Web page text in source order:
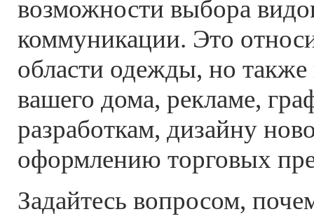
возможности выбора
коммуникации. Это
области одежды, но также
вашего дома, рекламе,
разработкам, дизайну
оформлению торговых
Задайтесь вопросом,